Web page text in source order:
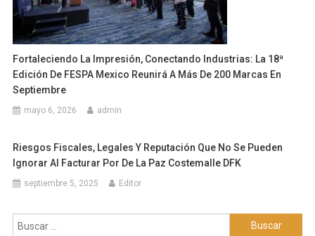
Fortaleciendo La Impresión, Conectando Industrias: La 18ª
Edición De FESPA Mexico Reunirá A Más De 200 Marcas En
Septiembre
mayo 6, 2026 admin
Riesgos Fiscales, Legales Y Reputación Que No Se Pueden
Ignorar Al Facturar Por De La Paz Costemalle DFK
septiembre 5, 2025 Editor
Buscar: